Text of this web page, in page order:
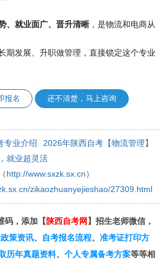
、就业面广、晋升清晰，是物流和电商从
期发展、升职做管理，直接锁定这个专业
报名 还不清楚，马上咨询
专业介绍
2026年陕西自考【物流管理】
就业超灵活
http://www.sxzk.sx.cn ）
zikaozhuanyejieshao/27309.html
码，添加【 陕西自考网 】招生老师微信，
策资讯、 自考报名流程、 准考证打印方
历年真题资料、 个人专属备考方案等等相